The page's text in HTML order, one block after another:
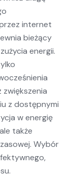
internet
bieżący
energii.
zwiększenia
z dostępnymi
w energię
także
Wybór